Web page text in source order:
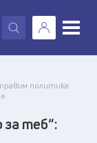
X
политика
теб“: